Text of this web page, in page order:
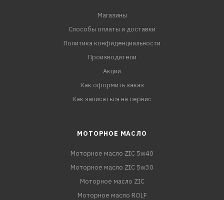
Магазины
Способы оплаты и доставки
Политика конфиденциальности
Производители
Акции
Как оформить заказ
Как записаться на сервис
МОТОРНОЕ МАСЛО
Моторное масло ZIC 5w40
Моторное масло ZIC 5w30
Моторное масло ZIC
Моторное масло ROLF